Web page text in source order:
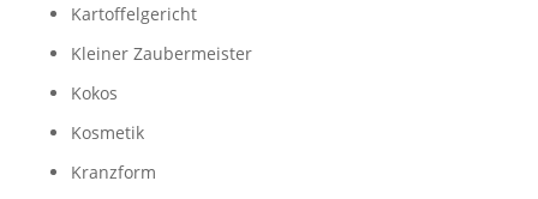
Kartoffelgericht
Kleiner Zaubermeister
Kokos
Kosmetik
Kranzform